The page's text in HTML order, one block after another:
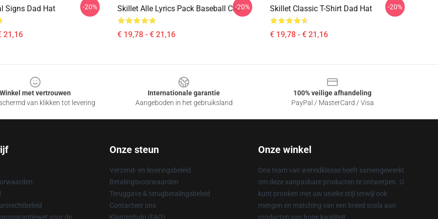
Signs Dad Hat
21,16
-20% Skillet Alle Lyrics Pack Baseball Cap
€ 19,78 - € 21,16
-20% Skillet Classic T-Shirt Dad Hat
€ 19,78 - € 21,16
-20%
Winkel met vertrouwen
van klikken tot levering
Internationale garantie
Aangeboden in het gebruiksland
100% veilige afhandeling
PayPal / MasterCard / Visa
voor de
Onze steun
Verzend- en leveringsbeleid
Betalingsvoorwaarden
Teruggave & terugbetalingsbeleid
Contacteer ons
Klantenhulp (FAQ)
Onze winkel
Ons team van wereldklasse heeft samengewerkt
om deze aanpasbare producten te ontwerpen. U
kunt pronken met uw unieke stijl terwijl ook
mengen en matching van een breed scala aan
producten van hoge kwaliteit.